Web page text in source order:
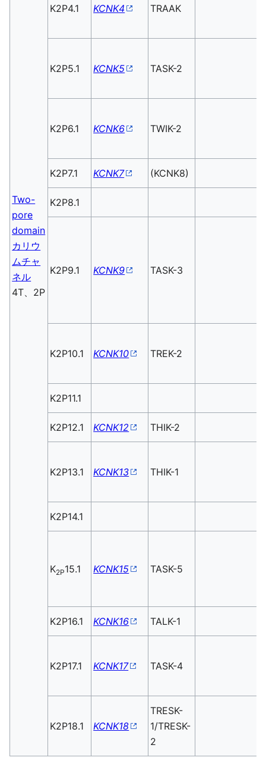
Two-
pore
domain
カリウ
ムチャ
ネル
4T、2P
K2P4.1 KCNK4 TRAAK
K2P5.1 KCNK5 TASK-2
K2P6.1 KCNK6 TWIK-2
K2P7.1 KCNK7 (KCNK8)
K2P8.1
K2P9.1 KCNK9 TASK-3
K2P10.1 KCNK10 TREK-2
K2P11.1
K2P12.1 KCNK12 THIK-2
K2P13.1 KCNK13 THIK-1
K2P14.1
K2P15.1 KCNK15 TASK-5
K2P16.1 KCNK16 TALK-1
K2P17.1 KCNK17 TASK-4
K2P18.1 KCNK18
TRESK-
1/TRESK-
2